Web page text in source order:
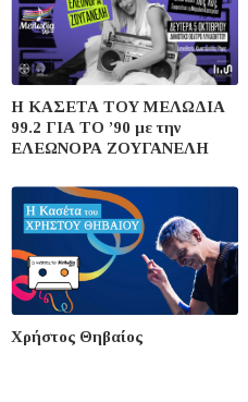
Η ΚΑΣΕΤΑ ΤΟΥ ΜΕΛΩΔΙΑ
99.2 ΓΙΑ ΤΟ ’90 με την
ΕΛΕΩΝΟΡΑ ΖΟΥΓΑΝΕΛΗ
Χρήστος Θηβαίος